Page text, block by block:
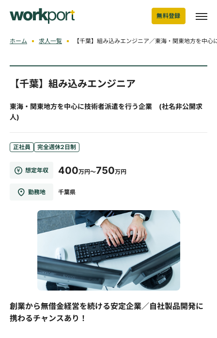
無料登録
ホーム 求人一覧 【千葉】組み込みエンジニア／東海・関東地方を中
【千葉】組み込みエンジニア
東海・関東地方を中心に技術者派遣を行う企業 (社名非公開求
人)
正社員 完全週休2日制
想定年収 400万円～750万円
勤務地 千葉県
創業から無借金経営を続ける安定企業／自社製品開発に
携わるチャンスあり！